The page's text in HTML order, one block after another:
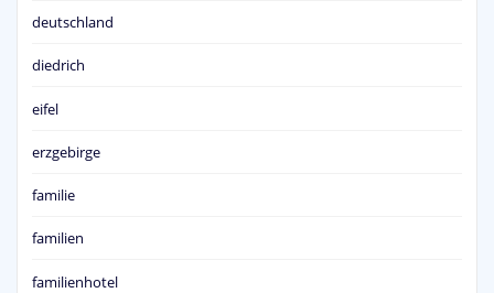
deutschland
diedrich
eifel
erzgebirge
familie
familien
familienhotel